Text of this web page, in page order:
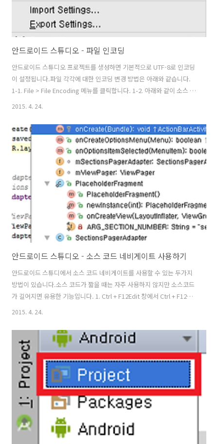
안드로이드 스튜디오 - 파일 인코딩
안드로이드 스튜디오 프로젝트를 생성하면 기본적으로 UTF-8로 인코딩
이 설정됩니다.파일 각각에 대한 인코딩 변경 방법은 아래와 같습니다.
1-1. File > File Encoding 메뉴를 클릭합니다. 1-2. 아래와 같이 소스 부
분에 File Encoding 메뉴가 표시되면 기본 인코딩 타입들이 보입니다.
지정하면 인코딩이 지정됩니다. 2-1. 다른 방법으로는 안드로이드 스튜
디오 윈도우 오른쪽 하나에 현재의 인코딩이 표시되는데 여기를 클릭하
여도 변경 할 수 있습니다. 2-2. 아래와 같이 기본 인코딩이 표시되며 인
코딩을 지정하면 됩니다.
2015. 4. 24.
안드로이드 스튜디오 - 소스 코드 네비게이트 사용하기
안드로이드 스튜디에서 소스 코드 네비게이트를 사용할 수 있는 두가지
방법이 있습니다.소스 코드가 짧을 때는 자주 사용하지 않지만 소스코드
가 길어지면 유용한 기능입니다. 1. Ctrl + F12Edit 창에서 Ctrl + F12를
입력하면 아래와 같이 클래스의 모든 변수, 메소드를 표시해줍니다.그리
하게 됩니다. 2. F4변수 또는 메소드에 커서가 있을 때 F4를 입력하면 해
당 변수 또는 메소드의 선언부로 바로 이동하게 됩니다.저는 개인적으로
F4키를 많이 활용하고 있습니다. 매우 편리합니다.
2015. 4. 24.